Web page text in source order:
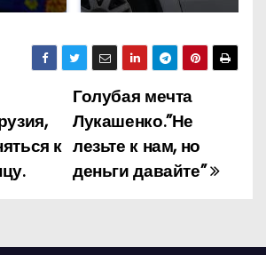
Голубая мечта
Лукашенко.”Не
лезьте к нам, но
деньги давайте”
к